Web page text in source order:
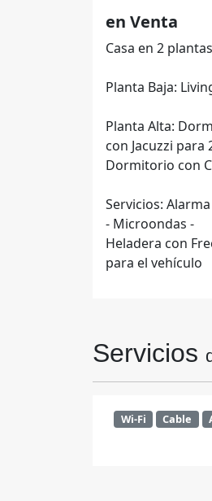
en Venta
Casa en 2
Planta Baja:
Planta Alta:
con Jacuzzi para
Dormitorio con
Servicios:
- Microondas -
Heladera con
para el vehículo
Servicios
Wi-Fi Cable